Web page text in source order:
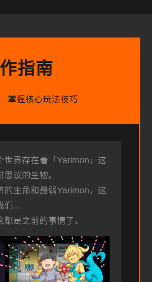
指南
掌握核心玩法技巧
世界存在着「Yarimon」这
思议的生物。
的主角和最弱Yarimon，这
们...
都是之前的事情了。